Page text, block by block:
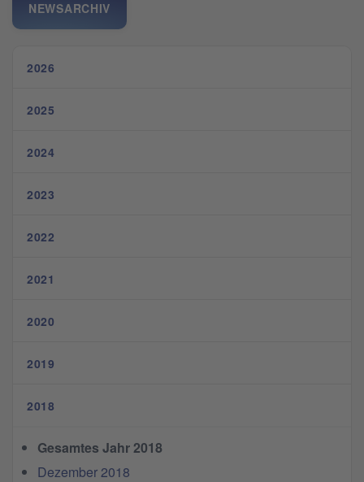
NEWSARCHIV
2026
2025
2024
2023
2022
2021
2020
2019
2018
Gesamtes Jahr 2018
Dezember 2018